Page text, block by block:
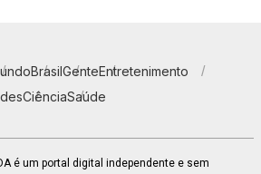
BrasilGenteEntretenimento
CiênciaSaúde
é um portal digital independente e sem